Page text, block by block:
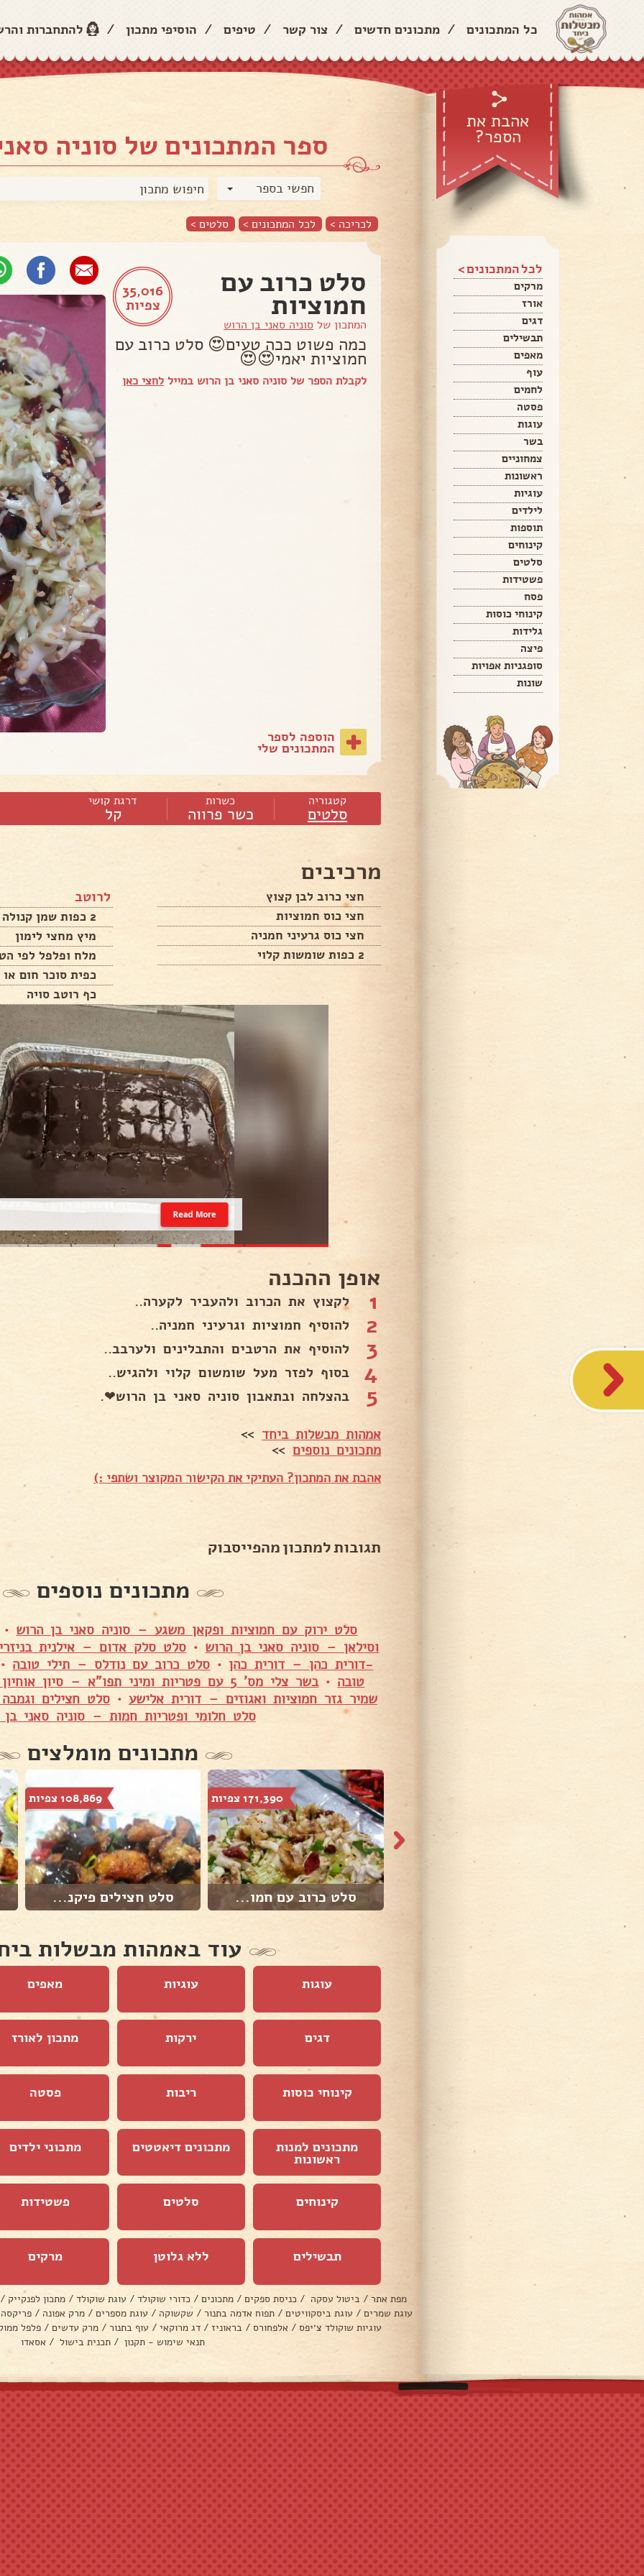
כל המתכונים / מתכונים חדשים / צור קשר / טיפים / הוסיפי מתכון / להתחברות
אהבת את
הספר?
לכל המתכונים >
מרקים
אורז
דגים
תבשילים
מאפים
עוף
לחמים
פסטה
עוגות
בשר
צמחוניים
ראשונות
עוגיות
לילדים
תוספות
קינוחים
סלטים
פשטידות
פסח
קינוחי כוסות
גלידות
פיצה
סופגניות אפויות
שונות
ספר המתכונים של סוניה
חפשי בספר
לכריכה > לכל המתכונים > סלטים >
35,016
צפיות
סלט כרוב עם
חמוציות
המתכון של סוניה סאני בן הרוש
כמה פשוט ככה טעים😍 סלט כרוב עם
חמוציות יאמי😍😍
לקבלת הספר של סוניה סאני בן הרוש במייל לחצי כאן
הוספה לספר
המתכונים שלי
קטגוריה
סלטים
כשרות
כשר פרווה
דרגת קושי
קל
מרכיבים
חצי כרוב לבן קצוץ
חצי כוס חמוציות
חצי כוס גרעיני חמניה
2 כפות שומשות קלוי
לרוטב
2 כפות שמן קנולה
מיץ מחצי לימון
מלח ופלפל לפי
כפית סוכר חום או
כף רוטב סויה
Read More
אופן ההכנה
1 לקצוץ את הכרוב ולהעביר לקערה..
2 להוסיף חמוציות וגרעיני חמניה..
3 להוסיף את הרטבים והתבלינים ולערבב..
4 בסוף לפזר מעל שומשום קלוי ולהגיש..
5 בהצלחה ובתאבון סוניה סאני בן הרוש❤.
אמהות מבשלות ביחד>>
מתכונים נוספים>>
אהבת את המתכון? העתיקי את הקישור המקוצר ושתפי :)
תגובות למתכון מהפייסבוק
מתכונים נוספים
סלט ירוק עם חמוציות ופקאן משגע – סוניה סאני בן הרוש
וסילאן – סוניה סאני בן הרוש•סלט סלק אדום – אילנית
-דורית כהן – דורית כהן•סלט כרוב עם נודלס – תילי טובה
טובה•בשר צלי מס' 5 עם פטריות ומיני תפו"א – סיון אוחיון אברג׳ל
שמיר גזר חמוציות ואגוזים – דורית אלישע•סלט חצילים
סלט חלומי ופטריות חמות – סוניה סאני
מתכונים מומלצים
171,390 צפיות
סלט כרוב עם חמו...
108,869 צפיות
סלט חצילים פיקנ...
עוד באמהות מבשלות
עוגות עוגיות מאפים
דגים ירקות מתכון לאורז
קינוחי כוסות ריבות פסטה
מתכונים למנות
ראשונות
מתכונים דיאטטים מתכוני ילדים
קינוחים סלטים פשטידות
תבשילים ללא גלוטן מרקים
מפת אתר / ביטול עסקה / כניסת ספקים / מתכונים / כדורי שוקולד / עוגת שוקולד / מתכון לפנקייק /
עוגת שמרים / עוגת ביסקוויטים / תפוח אדמה בתנור / שקשוקה / עוגת מספרים / מרק אפונה / פריקסה
עוגיות שוקולד צ׳יפס / אלפחורס / בראוניז / דג מרוקאי / עוף בתנור / מרק עדשים / פלפל
תנאי שימוש - תקנון / תכנית בישול / אסאדו